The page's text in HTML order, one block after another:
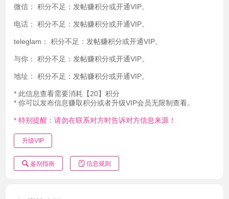
微信： 积分不足：发帖赚积分或开通VIP。
电话： 积分不足：发帖赚积分或开通VIP。
teleglam： 积分不足：发帖赚积分或开通VIP。
与你： 积分不足：发帖赚积分或开通VIP。
地址： 积分不足：发帖赚积分或开通VIP。
* 此信息查看需要消耗【20】积分
* 你可以发布信息赚取积分或者升级VIP会员无限制查看。
* 特别提醒：请勿在联系对方时告诉对方信息来源！
升级VIP
鉴别指南 信息规则